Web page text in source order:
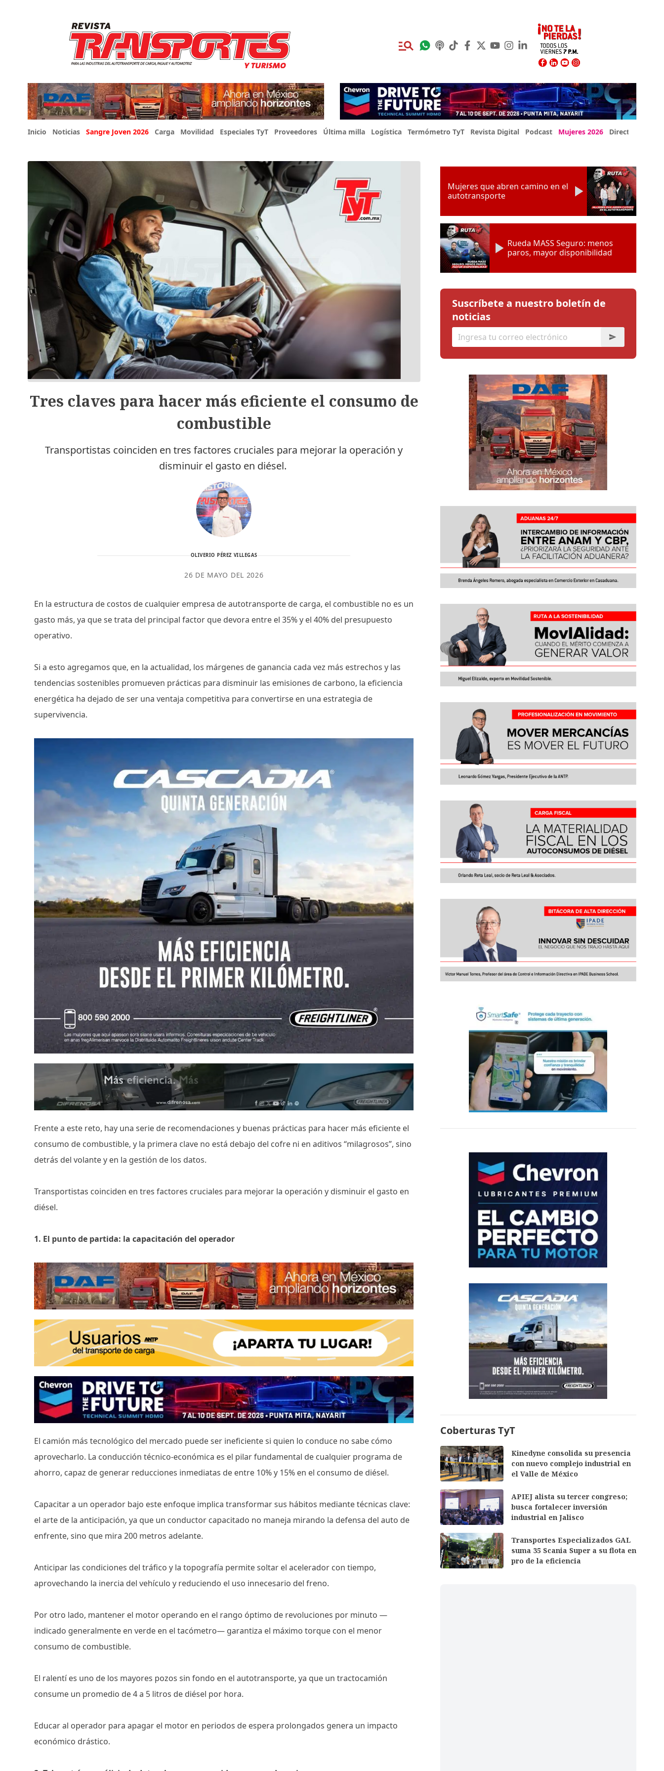
Inicio Noticias Sangre Joven 2026 Carga Movilidad Especiales TyT Proveedores Última milla Logística Termómetro TyT Revista Digital Podcast Mujeres 2026 Directorio Expo
Tres claves para hacer más eficiente el consumo de
combustible
Transportistas coinciden en tres factores cruciales para mejorar la operación y
disminuir el gasto en diésel.
OLIVERIO PÉREZ VILLEGAS
26 DE MAYO DEL 2026
En la estructura de costos de cualquier empresa de autotransporte de carga, el combustible no es un
gasto más, ya que se trata del principal factor que devora entre el 35% y el 40% del presupuesto
operativo.
Si a esto agregamos que, en la actualidad, los márgenes de ganancia cada vez más estrechos y las
tendencias sostenibles promueven prácticas para disminuir las emisiones de carbono, la eficiencia
energética ha dejado de ser una ventaja competitiva para convertirse en una estrategia de
supervivencia.
Frente a este reto, hay una serie de recomendaciones y buenas prácticas para hacer más eficiente el
consumo de combustible, y la primera clave no está debajo del cofre ni en aditivos “milagrosos”, sino
detrás del volante y en la gestión de los datos.
Transportistas coinciden en tres factores cruciales para mejorar la operación y disminuir el gasto en
diésel.
1. El punto de partida: la capacitación del operador
El camión más tecnológico del mercado puede ser ineficiente si quien lo conduce no sabe cómo
aprovecharlo. La conducción técnico-económica es el pilar fundamental de cualquier programa de
ahorro, capaz de generar reducciones inmediatas de entre 10% y 15% en el consumo de diésel.
Capacitar a un operador bajo este enfoque implica transformar sus hábitos mediante técnicas clave:
el arte de la anticipación, ya que un conductor capacitado no maneja mirando la defensa del auto de
enfrente, sino que mira 200 metros adelante.
Anticipar las condiciones del tráfico y la topografía permite soltar el acelerador con tiempo,
aprovechando la inercia del vehículo y reduciendo el uso innecesario del freno.
Por otro lado, mantener el motor operando en el rango óptimo de revoluciones por minuto —
indicado generalmente en verde en el tacómetro— garantiza el máximo torque con el menor
consumo de combustible.
El ralentí es uno de los mayores pozos sin fondo en el autotransporte, ya que un tractocamión
consume un promedio de 4 a 5 litros de diésel por hora.
Educar al operador para apagar el motor en periodos de espera prolongados genera un impacto
económico drástico.
Mujeres que abren camino en el
autotransporte
Rueda MASS Seguro: menos
paros, mayor disponibilidad
Suscríbete a nuestro boletín de
noticias
Coberturas TyT
Kinedyne consolida su presencia
con nuevo complejo industrial en
el Valle de México
APIEJ alista su tercer congreso;
busca fortalecer inversión
industrial en Jalisco
Transportes Especializados GAL
suma 35 Scania Super a su flota en
pro de la eficiencia